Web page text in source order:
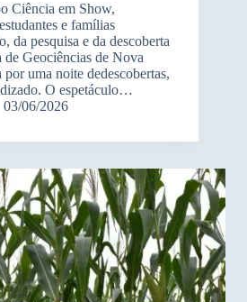
Ciência em Show,
e famílias
da pesquisa e da descoberta
de Geociências de Nova
uma noite dedescobertas,
O espetáculo…
03/06/2026